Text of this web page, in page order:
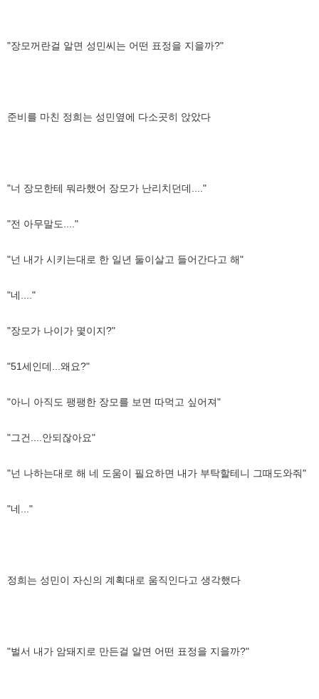
"장모꺼란걸 알면 성민씨는 어떤 표정을 지을까?"
준비를 마친 정희는 성민옆에 다소곳히 앉았다
"너 장모한테 뭐라했어 장모가 난리치던데...."
"전 아무말도...."
"넌 내가 시키는대로 한 일년 둘이살고 들어간다고 해"
"네...."
"장모가 나이가 몇이지?"
"51세인데...왜요?"
"아니 아직도 팽팽한 장모를 보면 따먹고 싶어져"
"그건....안되잖아요"
"넌 나하는대로 해 네 도움이 필요하면 내가 부탁할테니 그때도와줘"
"네..."
정희는 성민이 자신의 계획대로 움직인다고 생각했다
"벌서 내가 암돼지로 만든걸 알면 어떤 표정을 지을까?"